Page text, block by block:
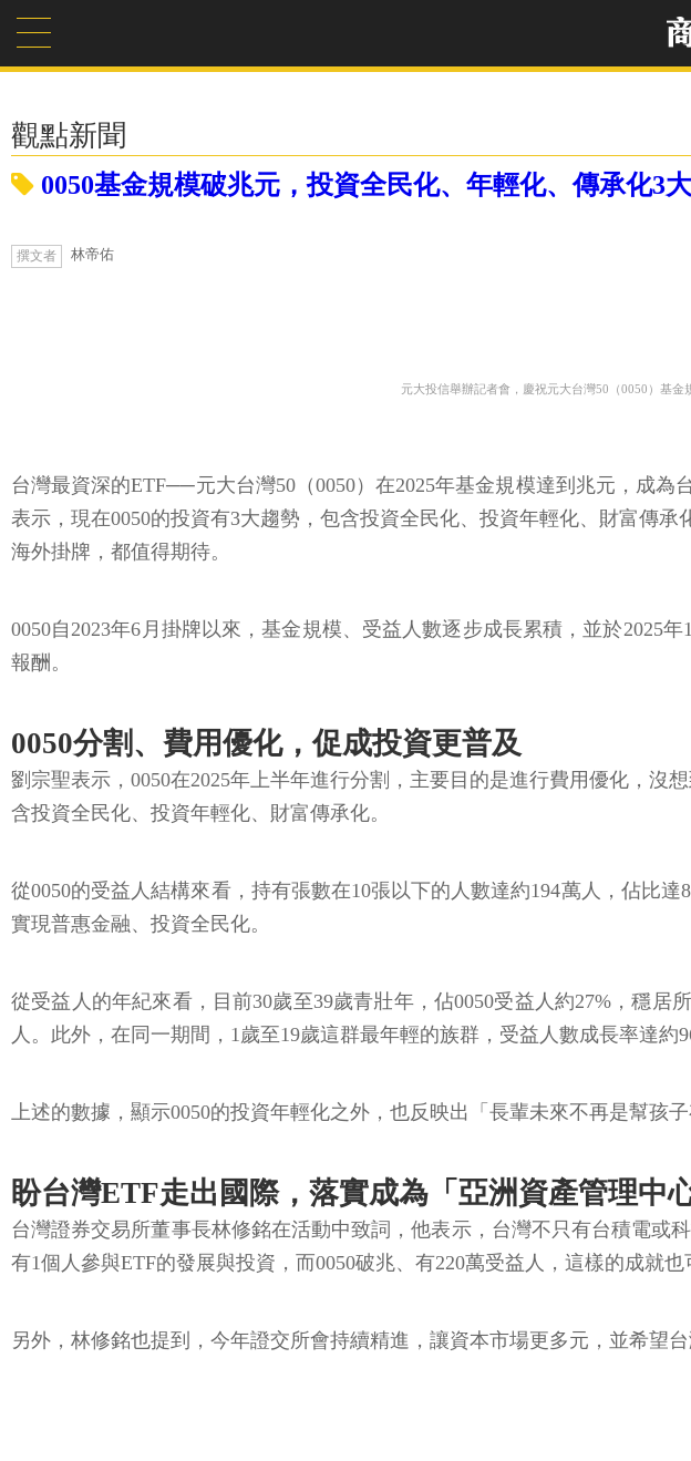
觀點新聞
0050基金規模破兆元，投資全民化、年輕化、傳承化3
撰文者 林帝佑
元大投信舉辦記者會，慶祝元大台灣50（0050）基金
台灣最資深的ETF──元大台灣50（0050）在2025年基金規模達到兆元，成
表示，現在0050的投資有3大趨勢，包含投資全民化、投資年輕化、財富傳
海外掛牌，都值得期待。
0050自2023年6月掛牌以來，基金規模、受益人數逐步成長累積，並於2025
報酬。
0050分割、費用優化，促成投資更普及
劉宗聖表示，0050在2025年上半年進行分割，主要目的是進行費用優化，
含投資全民化、投資年輕化、財富傳承化。
從0050的受益人結構來看，持有張數在10張以下的人數達約194萬人，佔比
實現普惠金融、投資全民化。
從受益人的年紀來看，目前30歲至39歲青壯年，佔0050受益人約27%，穩
人。此外，在同一期間，1歲至19歲這群最年輕的族群，受益人數成長率達約
上述的數據，顯示0050的投資年輕化之外，也反映出「長輩未來不再是幫孩
盼台灣ETF走出國際，落實成為「亞洲資產管理中心
台灣證券交易所董事長林修銘在活動中致詞，他表示，台灣不只有台積電或
有1個人參與ETF的發展與投資，而0050破兆、有220萬受益人，這樣的成就也
另外，林修銘也提到，今年證交所會持續精進，讓資本市場更多元，並希望